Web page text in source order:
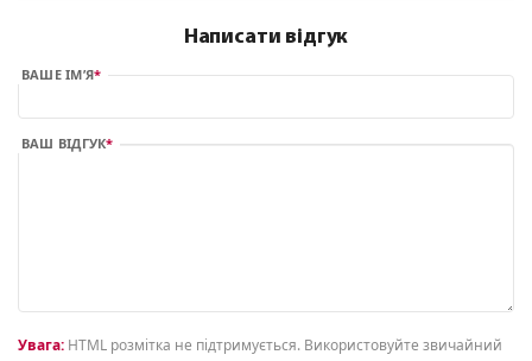
Написати відгук
ВАШЕ ІМ’Я
ВАШ ВІДГУК
Увага: HTML розмітка не підтримується. Використовуйте звичайний